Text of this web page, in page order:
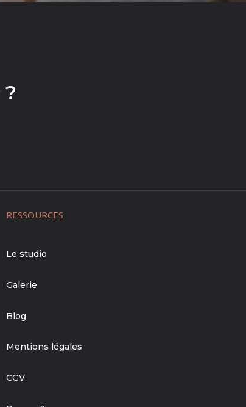
RESSOURCES
Le studio
Galerie
Blog
Mentions légales
CGV